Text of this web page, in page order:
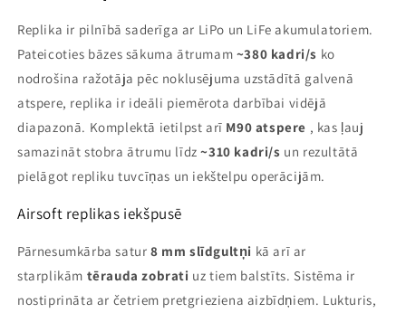
Replika ir pilnībā saderīga ar LiPo un LiFe akumulatoriem.
Pateicoties bāzes sākuma ātrumam ~380 kadri/s ko
nodrošina ražotāja pēc noklusējuma uzstādītā galvenā
atspere, replika ir ideāli piemērota darbībai vidējā
diapazonā. Komplektā ietilpst arī M90 atspere , kas ļauj
samazināt stobra ātrumu līdz ~310 kadri/s un rezultātā
pielāgot repliku tuvcīņas un iekštelpu operācijām.
Airsoft replikas iekšpusē
Pārnesumkārba satur 8 mm slīdgultņi kā arī ar
starplikām tērauda zobrati uz tiem balstīts. Sistēma ir
nostiprināta ar četriem pretgrieziena aizbīdņiem. Lukturis,